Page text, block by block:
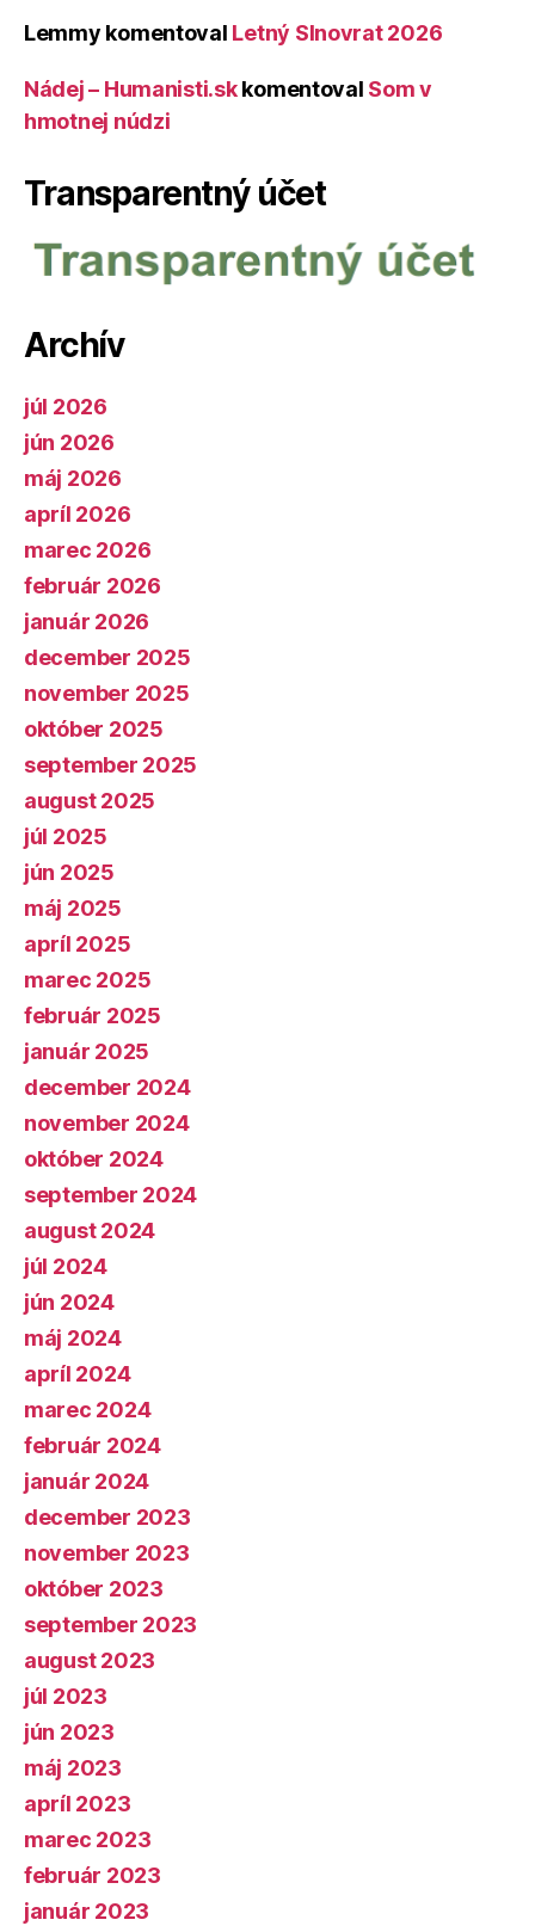
Lemmy komentoval Letný Slnovrat 2026
Nádej – Humanisti.skkomentoval Som v
hmotnej núdzi
Transparentný účet
Archív
júl 2026
jún 2026
máj 2026
apríl 2026
marec 2026
február 2026
január 2026
december 2025
november 2025
október 2025
september 2025
august 2025
júl 2025
jún 2025
máj 2025
apríl 2025
marec 2025
február 2025
január 2025
december 2024
november 2024
október 2024
september 2024
august 2024
júl 2024
jún 2024
máj 2024
apríl 2024
marec 2024
február 2024
január 2024
december 2023
november 2023
október 2023
september 2023
august 2023
júl 2023
jún 2023
máj 2023
apríl 2023
marec 2023
február 2023
január 2023